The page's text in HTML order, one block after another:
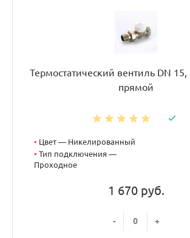
Термостатический вентиль DN 15,
прямой
• Цвет — Никелированный
• Тип подключения —
Проходное
1 670 руб.
- +